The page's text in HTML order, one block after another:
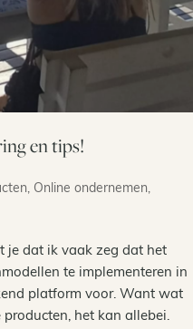
en tips!
, Online ondernemen,
je dat ik vaak zeg dat het
te implementeren in
platform voor. Want wat
het kan allebei.